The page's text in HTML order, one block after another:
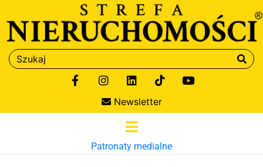
Newsletter
Patronaty medialne